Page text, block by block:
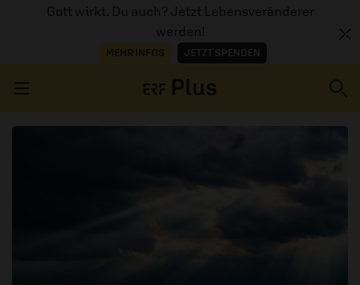
Gott wirkt. Du auch? Jetzt Lebensveränderer
werden!
MEHR INFOS JETZT SPENDEN